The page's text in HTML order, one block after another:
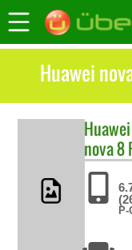
Huawei
Huawei
nova 8
P-